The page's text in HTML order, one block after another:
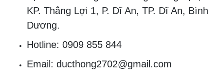
được những thông tin chi tiết nhất cùng
ưu đãi tốt nhất.
Hãy biến giấc mơ về một không gian sống
vớibộ bàn ghế cafe đan nhựa giả mây